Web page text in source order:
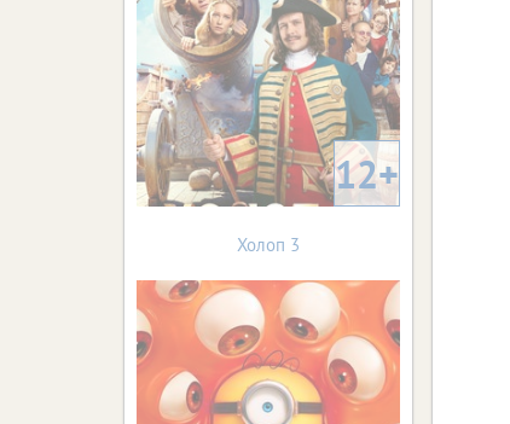
12+
Холоп 3